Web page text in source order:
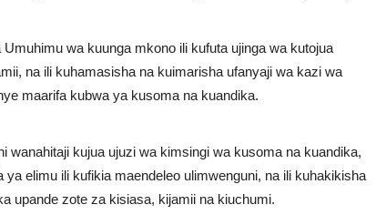
wa kuunga mkono ili kufuta ujinga wa kutojua
na ili kuhamasisha na kuimarisha ufanyaji wa kazi wa
maarifa kubwa ya kusoma na kuandika.
wanahitaji kujua ujuzi wa kimsingi wa kusoma na kuandika,
elimu ili kufikia maendeleo ulimwenguni, na ili kuhakikisha
upande zote za kisiasa, kijamii na kiuchumi.